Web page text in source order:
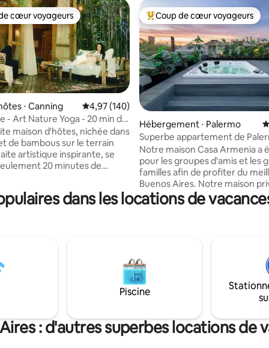
base de 477 commentaires : 4,93 sur 5
cœur voyageurs les plus appréciés
cœur voyageurs
⋅ Canning Évaluation moyenne sur la base de 140
4,97 (140)
- Art Nature Yoga - 20 min de
maison d'hôtes, nichée dans
de bambous sur le terrain
artistique inspirante, se
20 minutes de
Wi-Fi, lit confortable,
hamac. Les voyageurs
de
: cours/ateliers de yoga,
cuisine, ou massages
Coups de cœur voyageurs les
Coup de cœur voyageurs
Hébergement ⋅ Palermo
Superbe appartement de
avec jacuzzi !
Notre maison Casa Armenia a
pour les groupes d'amis et les
familles afin de profiter du
Buenos Aires. Notre maison privée est
située au cœur de Palermo
meilleurs cafés, restaurants,
de 3000 pieds carrés
propre jacuzzi, solarium,
à manger extérieure pour
vous détendre après avoir
dans les locations de
Piscine
: d'autres superbes locations de